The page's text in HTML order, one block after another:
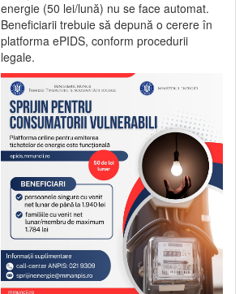
energie (50 lei/lună) nu se face automat.
Beneficiarii trebuie să depună o cerere în
platforma ePIDS, conform procedurii
legale.